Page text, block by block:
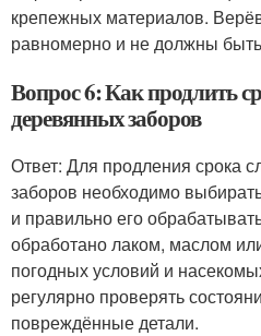
крепежных материалов.
равномерно и не должны
Вопрос 6: Как продлить
деревянных заборов
Ответ: Для продления срока
заборов необходимо
и правильно его
обработано лаком, маслом
погодных условий и
регулярно проверять
повреждённые детали.